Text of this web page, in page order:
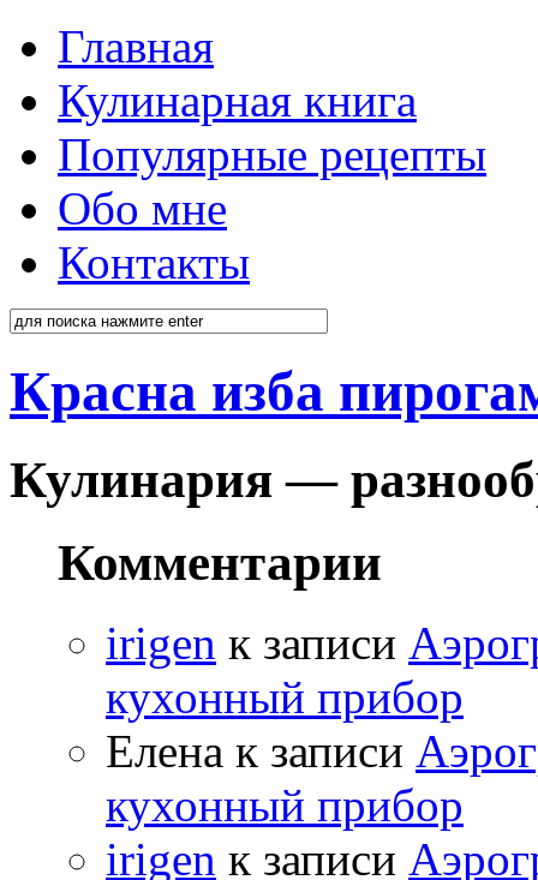
Главная
Кулинарная книга
Популярные рецепты
Обо мне
Контакты
Красна изба
Кулинария —
Комментарии
irigen к записи
кухонный прибор
Елена к записи
кухонный прибор
irigen к записи